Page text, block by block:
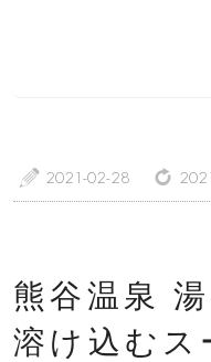
管理人随筆
a 2021-02-28 z
熊谷温泉
溶け込むス